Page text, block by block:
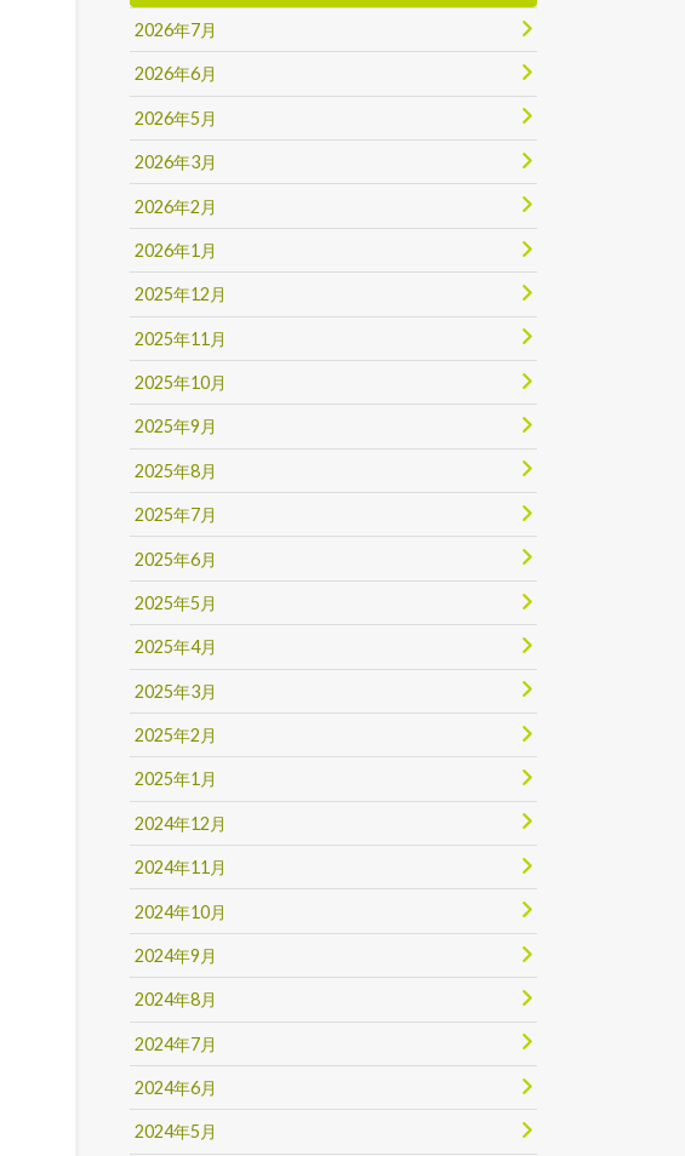
2026年7月
2026年6月
2026年5月
2026年3月
2026年2月
2026年1月
2025年12月
2025年11月
2025年10月
2025年9月
2025年8月
2025年7月
2025年6月
2025年5月
2025年4月
2025年3月
2025年2月
2025年1月
2024年12月
2024年11月
2024年10月
2024年9月
2024年8月
2024年7月
2024年6月
2024年5月